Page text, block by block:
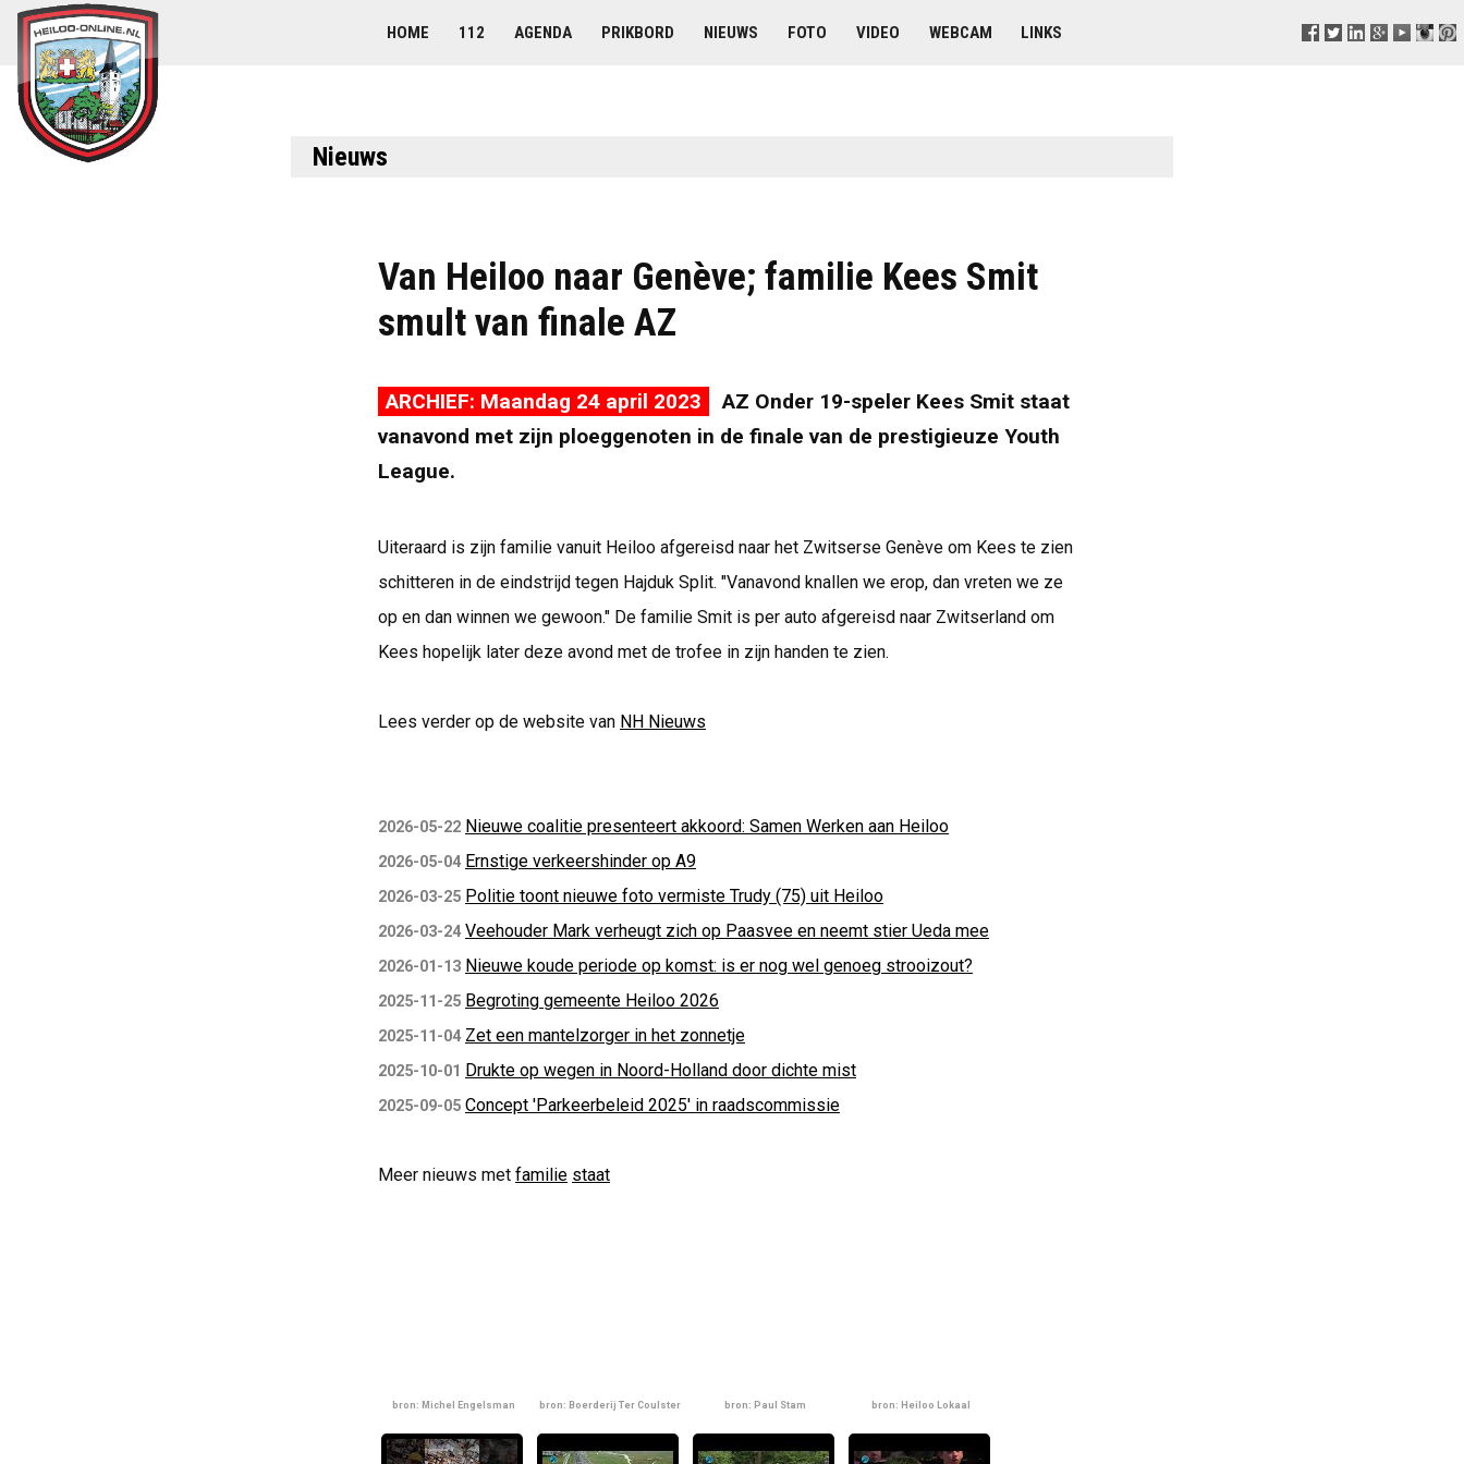
HOME 112 AGENDA PRIKBORD NIEUWS FOTO VIDEO WEBCAM LINKS
Nieuws
Van Heiloo naar Genève; familie Kees Smit
smult van finale AZ
ARCHIEF: Maandag 24 april 2023
AZ Onder 19-speler Kees Smit staat
vanavond met zijn ploeggenoten in de finale van de prestigieuze Youth
League.
Uiteraard is zijn familie vanuit Heiloo afgereisd naar het Zwitserse Genève om Kees te zien
schitteren in de eindstrijd tegen Hajduk Split. "Vanavond knallen we erop, dan vreten we ze
op en dan winnen we gewoon." De familie Smit is per auto afgereisd naar Zwitserland om
Kees hopelijk later deze avond met de trofee in zijn handen te zien.
Lees verder op de website van NH Nieuws
2026-05-22 Nieuwe coalitie presenteert akkoord: Samen Werken aan Heiloo
2026-05-04 Ernstige verkeershinder op A9
2026-03-25 Politie toont nieuwe foto vermiste Trudy (75) uit Heiloo
2026-03-24 Veehouder Mark verheugt zich op Paasvee en neemt stier Ueda mee
2026-01-13 Nieuwe koude periode op komst: is er nog wel genoeg strooizout?
2025-11-25 Begroting gemeente Heiloo 2026
2025-11-04 Zet een mantelzorger in het zonnetje
2025-10-01 Drukte op wegen in Noord-Holland door dichte mist
2025-09-05 Concept 'Parkeerbeleid 2025' in raadscommissie
Meer nieuws met familie staat
bron: Michel Engelsman bron: Boerderij Ter Coulster bron: Paul Stam bron: Heiloo Lokaal